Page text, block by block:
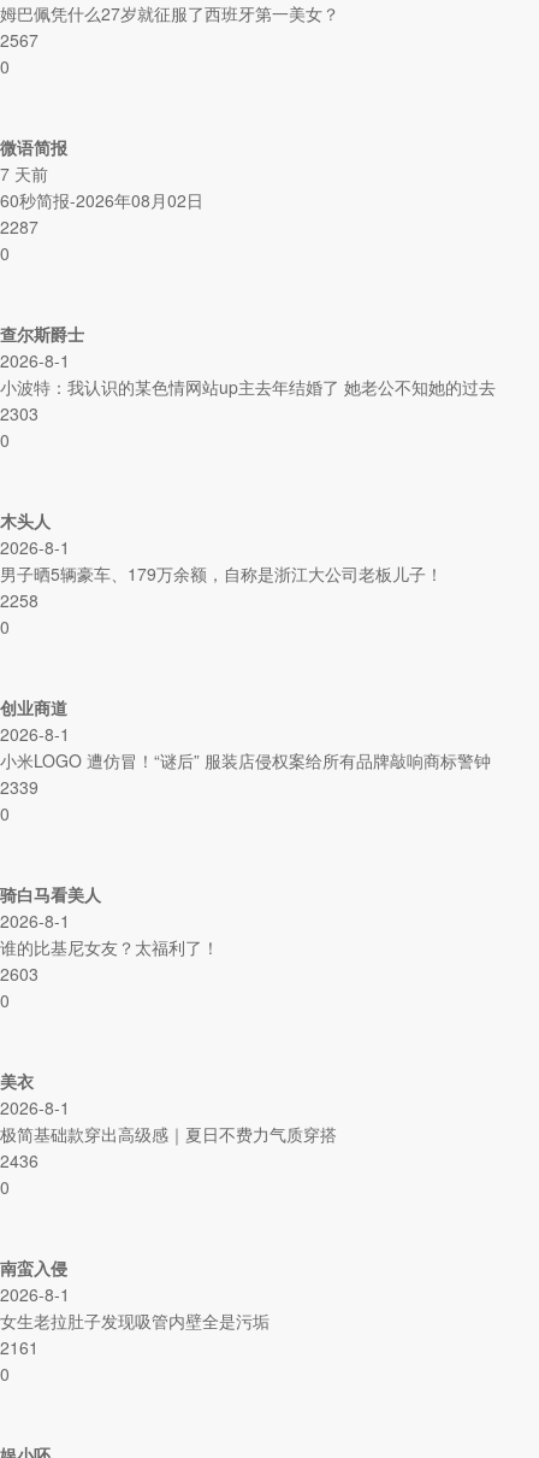
姆巴佩凭什么27岁就征服了西班牙第一美女？
2567
0
微语简报
7 天前
60秒简报-2026年08月02日
2287
0
查尔斯爵士
2026-8-1
小波特：我认识的某色情网站up主去年结婚了 她老公不知她的过去
2303
0
木头人
2026-8-1
男子晒5辆豪车、179万余额，自称是浙江大公司老板儿子！
2258
0
创业商道
2026-8-1
小米LOGO 遭仿冒！“谜后” 服装店侵权案给所有品牌敲响商标警钟
2339
0
骑白马看美人
2026-8-1
谁的比基尼女友？太福利了！
2603
0
美衣
2026-8-1
极简基础款穿出高级感｜夏日不费力气质穿搭
2436
0
南蛮入侵
2026-8-1
女生老拉肚子发现吸管内壁全是污垢
2161
0